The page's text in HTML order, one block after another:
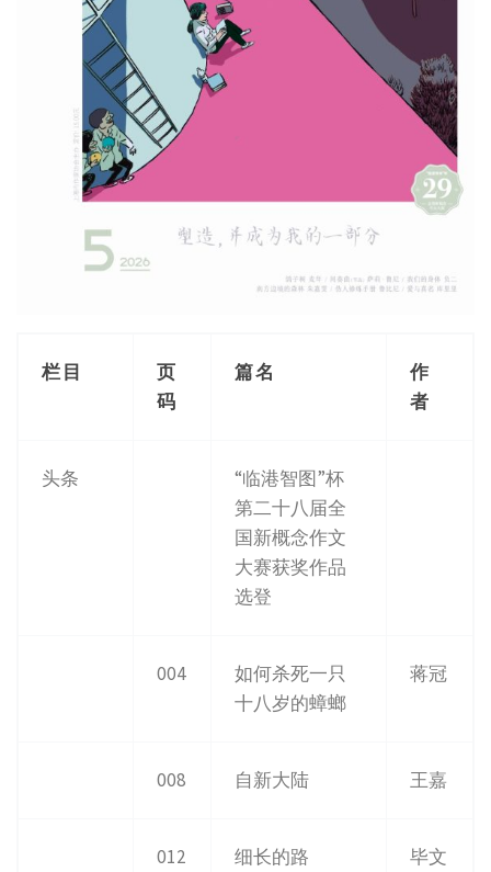
栏目
页
码
篇名
作
者
头条
“临港智图”杯
第二十八届全
国新概念作文
大赛获奖作品
选登
004
如何杀死一只
十八岁的蟑螂
蒋冠
008 自新大陆 王嘉
012 细长的路
毕文